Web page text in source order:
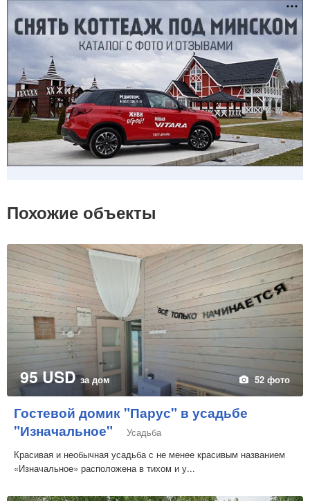
Похожие объекты
95 USDза дом 52 фото
Гостевой домик "Парус" в усадьбе
"Изначальное"
Усадьба
Красивая и необычная усадьба с не менее красивым названием
«Изначальное» расположена в тихом и у...